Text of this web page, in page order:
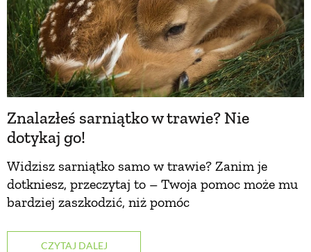
Znalazłeś sarniątko w trawie? Nie
dotykaj go!
Widzisz sarniątko samo w trawie? Zanim je
dotkniesz, przeczytaj to – Twoja pomoc może mu
bardziej zaszkodzić, niż pomóc
CZYTAJ DALEJ
EKO ŻYCIE
PRZYRODA
ZWIERZĘTA DOMOWE
ZWIERZĘTA W NATURZE
GRZYBY